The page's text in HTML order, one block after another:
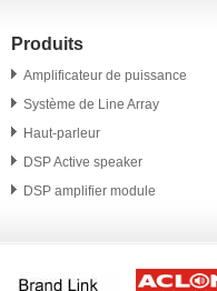
Produits
Amplificateur de puissance
Système de Line Array
Haut-parleur
DSP Active speaker
DSP amplifier module
Accessoire